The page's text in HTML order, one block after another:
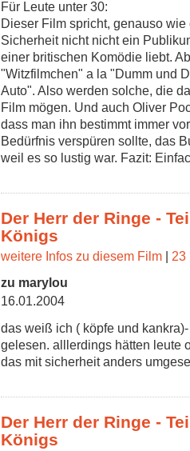
Für Leute unter 30:
Dieser Film spricht, genauso
Sicherheit nicht nicht ein
einer britischen Komödie liebt.
"Witzfilmchen" a la "Dumm und
Auto". Also werden solche, die
Film mögen. Und auch Oliver
dass man ihn bestimmt immer
Bedürfnis verspüren sollte, das
weil es so lustig war. Fazit:
Der Herr der Ringe -
Königs
weitere Infos zu diesem Film | 23
zu marylou
16.01.2004
das weiß ich ( köpfe und
gelesen. alllerdings hätten leute
das mit sicherheit anders
Der Herr der Ringe -
Königs